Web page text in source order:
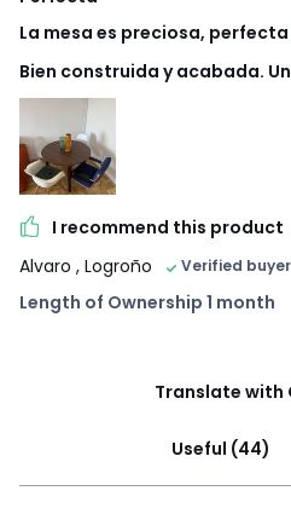
La mesa es preciosa,
Bien construida y acabada. Un
I recommend this product
Alvaro , Logroño Verified buyer
Length of Ownership 1 month
Translate with
Useful (44)